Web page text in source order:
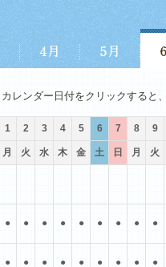
カレンダー日付をクリックすると
1 2 3 4 5 6 7 8 9
月 火 水 木 金 土 日 月 火
● ● ● ● ● ● ● ● ●
● ● ● ● ● ● ● ● ●